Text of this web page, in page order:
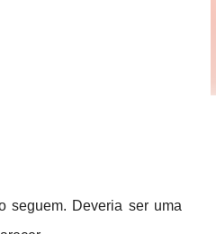
seguem. Deveria ser uma